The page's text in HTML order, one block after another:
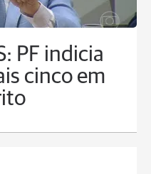
PF indicia
cinco em